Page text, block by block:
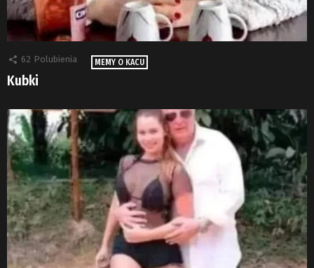
62 Polubienia MEMY O KACU
Kubki